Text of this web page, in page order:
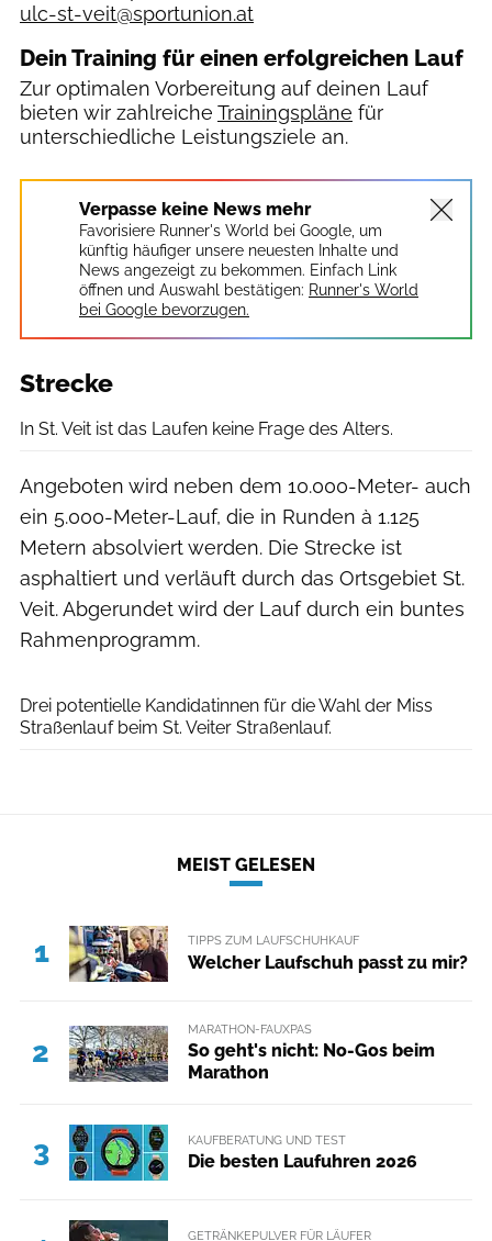
ulc-st-veit@sportunion.at
Dein Training für einen erfolgreichen Lauf
Zur optimalen Vorbereitung auf deinen Lauf
bieten wir zahlreiche Trainingspläne für
unterschiedliche Leistungsziele an.
Verpasse keine News mehr
Favorisiere Runner's World bei Google, um
künftig häufiger unsere neuesten Inhalte und
News angezeigt zu bekommen. Einfach Link
öffnen und Auswahl bestätigen: Runner's World
bei Google bevorzugen.
Strecke
In St. Veit ist das Laufen keine Frage des Alters.
Angeboten wird neben dem 10.000-Meter- auch
ein 5.000-Meter-Lauf, die in Runden à 1.125
Metern absolviert werden. Die Strecke ist
asphaltiert und verläuft durch das Ortsgebiet St.
Veit. Abgerundet wird der Lauf durch ein buntes
Rahmenprogramm.
Drei potentielle Kandidatinnen für die Wahl der Miss
Straßenlauf beim St. Veiter Straßenlauf.
MEIST GELESEN
1 TIPPS ZUM LAUFSCHUHKAUF
Welcher Laufschuh passt zu mir?
2
MARATHON-FAUXPAS
So geht's nicht: No-Gos beim
Marathon
3 KAUFBERATUNG UND TEST
Die besten Laufuhren 2026
GETRÄNKEPULVER FÜR LÄUFER